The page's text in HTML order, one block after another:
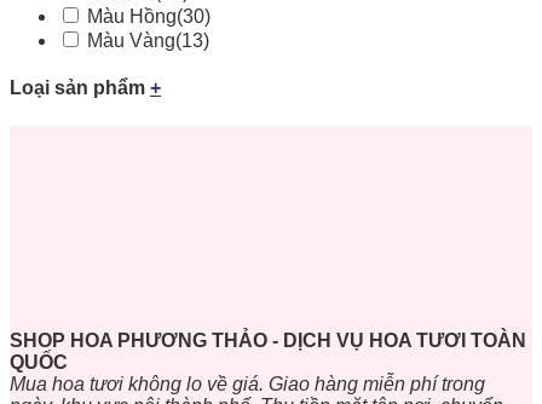
Màu Hồng(30)
Màu Vàng(13)
Loại sản phẩm +
SHOP HOA PHƯƠNG THẢO - DỊCH VỤ HOA TƯƠI TOÀN
QUỐC
Mua hoa tươi không lo về giá. Giao hàng miễn phí trong